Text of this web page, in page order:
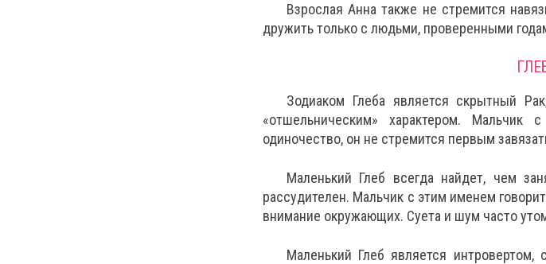
Взрослая Анна также не стремится
дружить только с людьми, проверенными
Зодиаком Глеба является скрытный
«отшельническим» характером.
одиночество, он не стремится первым
Маленький Глеб всегда найдет, чем
рассудителен. Мальчик с этим именем
внимание окружающих. Суета и шум часто
Маленький Глеб является